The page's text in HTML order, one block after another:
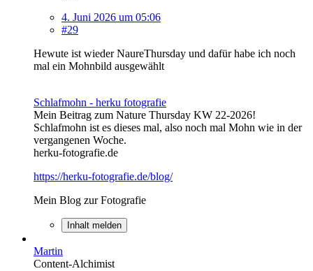
4. Juni 2026 um 05:06
#29
Hewute ist wieder NaureThursday und dafür habe ich noch
mal ein Mohnbild ausgewählt
Schlafmohn - herku fotografie
Mein Beitrag zum Nature Thursday KW 22-2026!
Schlafmohn ist es dieses mal, also noch mal Mohn wie in der
vergangenen Woche.
herku-fotografie.de
https://herku-fotografie.de/blog/
Mein Blog zur Fotografie
Inhalt melden
Martin
Content-Alchimist